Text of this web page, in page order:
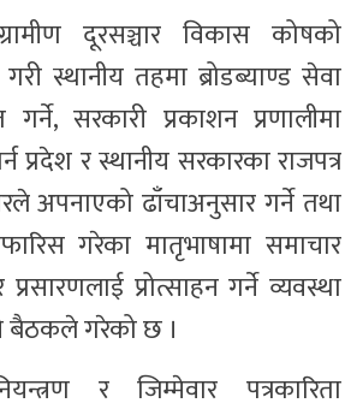
दूरसञ्चार विकास कोषको
स्थानीय तहमा ब्रोडब्याण्ड सेवा
गर्ने, सरकारी प्रकाशन प्रणालीमा
र स्थानीय सरकारका राजपत्र
अपनाएको ढाँचाअनुसार गर्ने तथा
गरेका मातृभाषामा समाचार
प्रोत्साहन गर्ने व्यवस्था
बैठकले गरेको छ ।
र जिम्मेवार पत्रकारिता